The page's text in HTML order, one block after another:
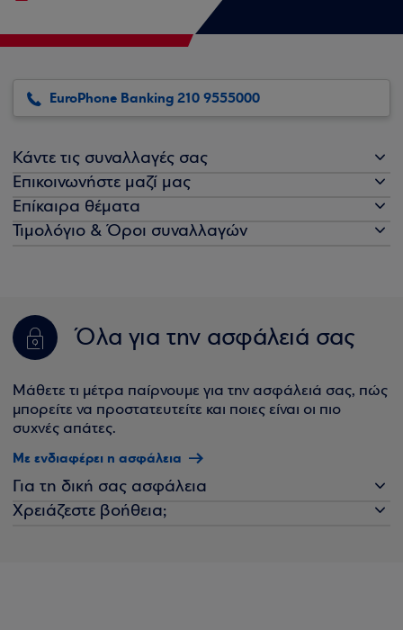
EuroPhone Banking 210 9555000
Κάντε τις συναλλαγές σας
Επικοινωνήστε μαζί μας
Επίκαιρα θέματα
Τιμολόγιο & Όροι συναλλαγών
Όλα για την ασφάλειά σας
Μάθετε τι μέτρα παίρνουμε για την ασφάλειά σας, πώς
μπορείτε να προστατευτείτε και ποιες είναι οι πιο
συχνές απάτες.
Με ενδιαφέρει η ασφάλεια
Για τη δική σας ασφάλεια
Χρειάζεστε βοήθεια;